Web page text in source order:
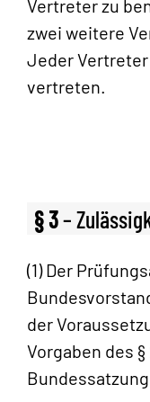
Vertreter zu
zwei weitere
Jeder
vertreten.
§ 3–
(1) Der
der
Vorgaben des